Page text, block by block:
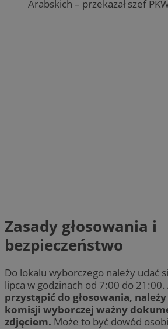
Arabskich – przekazał szef
Zasady głosowania i
bezpieczeństwo
Do lokalu wyborczego należy udać
lipca w godzinach od 7:00 do 21:00.
przystąpić do głosowania,
komisji wyborczej ważny
zdjęciem. Może to być dowód